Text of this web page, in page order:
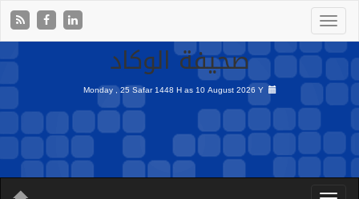
صحيفة الوكاد
Monday , 25 Safar 1448 H as10 August 2026 Y